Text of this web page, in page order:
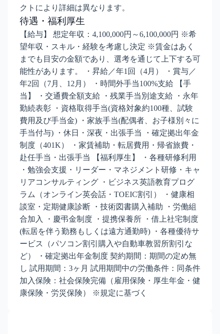
クトにより詳細は異なります。
待遇・福利厚生
【給与】 想定年収：4,100,000円～6,100,000円 ※希
望年収・スキル・経験を考慮し決定 ※賃金はあく
までも目安の金額であり、選考を通じて上下する可
能性があります。 ・昇給／年1回（4月） ・賞与／
年2回（7月、12月） ・時間外手当100%支給 【手
当】 ・交通費全額支給 ・残業手当別途支給 ・永年
勤続表彰 ・資格取得手当(資格対象約100種、試験
費用及び手当金) ・家族手当(配偶者、お子様別々に
手当付与) ・休日・深夜・出張手当 ・確定拠出年金
制度（401K） ・家賃補助・転居費用・帰省旅費・
赴任手当・出張手当 【福利厚生】 ・各種研修利用
・勉強会支援・リーダー・マネジメント研修・キャ
リアコンサルティング ・ビジネス英語教育プログ
ラム（オンライン英会話・TOEIC割引） ・健康相
談室・定期健康診断 ・技術図書購入補助 ・労働組
合加入 ・慶弔金制度 ・提携保養所 ・借上社宅制度
(転居を伴う勤務もしくは遠方通勤時) ・各種優待サ
ービス（パソコン割引購入や自動車教習所割引な
ど） ・確定拠出年金制度 契約期間：期間の定め無
し 試用期間：3ヶ月 試用期間中の労働条件：同条件
加入保険：社会保険完備（雇用保険・厚生年金・健
康保険・労災保険） ※規定に基づく